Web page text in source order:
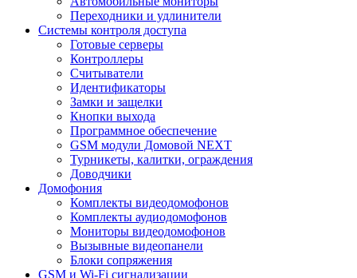
Переходники и удлинители
Системы контроля доступа
Готовые серверы
Контроллеры
Считыватели
Идентификаторы
Замки и защелки
Кнопки выхода
Программное обеспечение
GSM модули Домовой NEXT
Турникеты, калитки, ограждения
Доводчики
Домофония
Комплекты видеодомофонов
Комплекты аудиодомофонов
Мониторы видеодомофонов
Вызывные видеопанели
Блоки сопряжения
GSM и Wi-Fi сигнализации